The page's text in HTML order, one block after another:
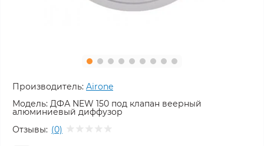
Производитель: Airone
Модель: ДФА NEW 150 под клапан веерный
алюминиевый диффузор
Отзывы: (0)